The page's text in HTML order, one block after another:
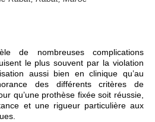
de nombreuses complications
le plus souvent par la violation
aussi bien en clinique qu’au
des différents critères de
qu’une prothèse fixée soit réussie,
et une rigueur particulière aux